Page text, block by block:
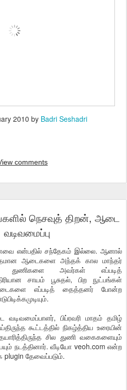
2010 by Badri Seshadri
comments
நெசவுத் திறன், ஆடை
வடிவமைப்பு
என்பதில் சந்தேகம் இல்லை. ஆனால்
ஆடைகளை அந்தக் கால மாந்தர்
துணிகளை அவர்கள் எப்படித்
சாயம் பூசுதல், பிற நுட்பங்கள்
எப்படித் தைத்தனர் போன்ற
பிப்ரவரி மாதம் தமிழ்
கூட்டத்தில் நிகழ்த்திய உரையின்
சில துணி வகைகளையும்
நடத்தினார். வீடியோ veoh.com என்ற
plugin தேவைப்படும்.